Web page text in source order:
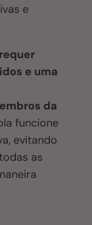
e
e uma
da
funcione
evitando
as